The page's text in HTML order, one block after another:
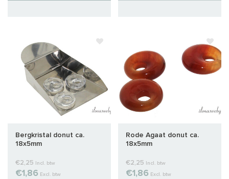
Bergkristal donut ca.
18x5mm
€2,25 Incl. btw
€1,86 Excl. btw
Rode Agaat donut ca.
18x5mm
€2,25 Incl. btw
€1,86 Excl. btw